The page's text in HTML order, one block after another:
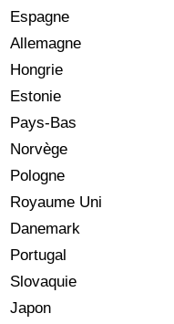
Espagne
Allemagne
Hongrie
Estonie
Pays-Bas
Norvège
Pologne
Royaume Uni
Danemark
Portugal
Slovaquie
Japon